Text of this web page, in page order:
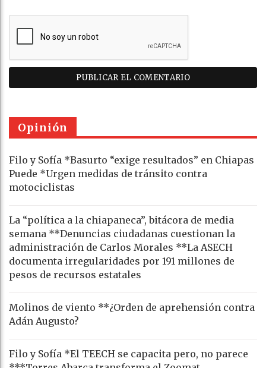
Opinión
Filo y Sofía *Basurto “exige resultados” en Chiapas
Puede *Urgen medidas de tránsito contra
motociclistas
La “política a la chiapaneca”, bitácora de media
semana **Denuncias ciudadanas cuestionan la
administración de Carlos Morales **La ASECH
documenta irregularidades por 191 millones de
pesos de recursos estatales
Molinos de viento **¿Orden de aprehensión contra
Adán Augusto?
Filo y Sofía *El TEECH se capacita pero, no parece